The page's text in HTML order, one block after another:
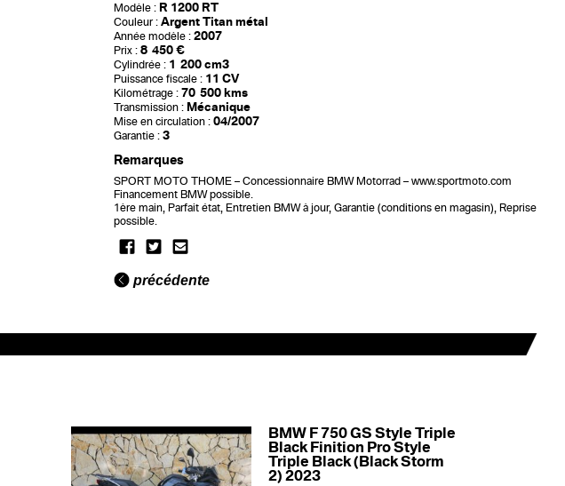
Modèle : R 1200 RT
Couleur : Argent Titan métal
Année modèle : 2007
Prix : 8 450 €
Cylindrée : 1 200 cm3
Puissance fiscale : 11 CV
Kilométrage : 70 500 kms
Transmission : Mécanique
Mise en circulation : 04/2007
Garantie : 3
Remarques
SPORT MOTO THOME – Concessionnaire BMW Motorrad – www.sportmoto.com
Financement BMW possible.
1ère main, Parfait état, Entretien BMW à jour, Garantie (conditions en magasin), Reprise
possible.
précédente
BMW F 750 GS Style Triple
Black Finition Pro Style
Triple Black (Black Storm
2) 2023